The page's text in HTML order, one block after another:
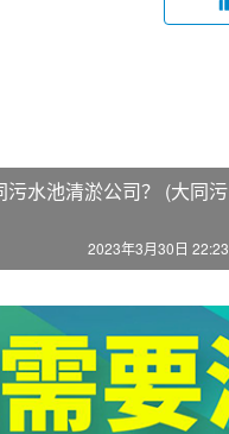
水池清淤公司？ (大同污
2023年3月30日 22:23